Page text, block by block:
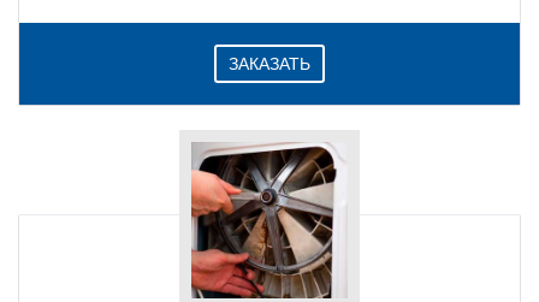
ЗАКАЗАТЬ